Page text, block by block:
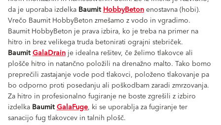
da je uporaba izdelka BaumitHobbyBetonenostavna (hobi).
Vrečo Baumit HobbyBeton zmešamo z vodo in vgradimo.
Baumit HobbyBeton je prava izbira, ko je treba na primer na
hitro in brez velikega truda betonirati ograjni stebriček.
BaumitGalaDrain je idealna rešitev, če želimo tlakovce ali
plošče hitro in natančno položili na drenažno malto. Tako bomo
preprečili zastajanje vode pod tlakovci, položeno tlakovanje pa
bo odporno proti posedanju ali poškodbam zaradi zmrzovanja.
Za hitro in profesionalno fugiranje ne boste zgrešili z izbiro
izdelka BaumitGalaFuge, ki se uporablja za fugiranje ter
sanacijo fug tlakovcev in talnih plošč.